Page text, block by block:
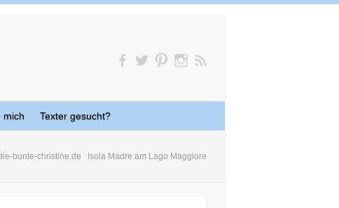
mich Texter gesucht?
bunte-christine.de Isola Madre am Lago Maggiore